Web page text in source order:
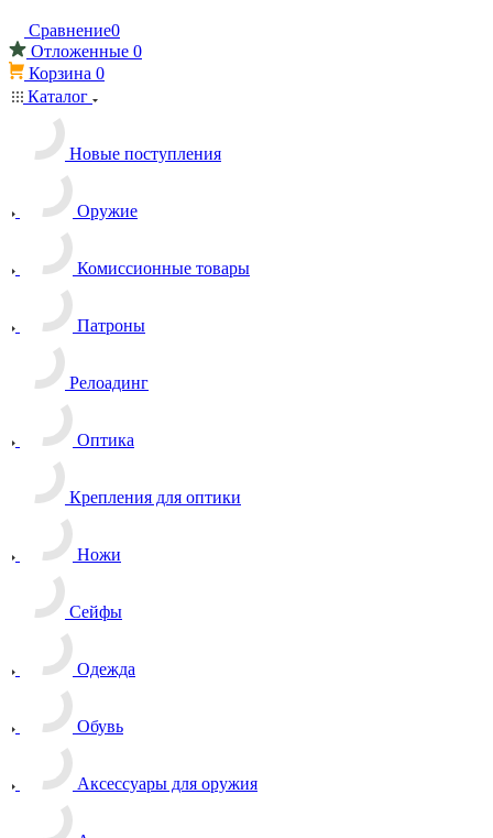
Сравнение0
Отложенные 0
Корзина 0
Каталог
Новые поступления
Оружие
Комиссионные товары
Патроны
Релоадинг
Оптика
Крепления для оптики
Ножи
Сейфы
Одежда
Обувь
Аксессуары для оружия